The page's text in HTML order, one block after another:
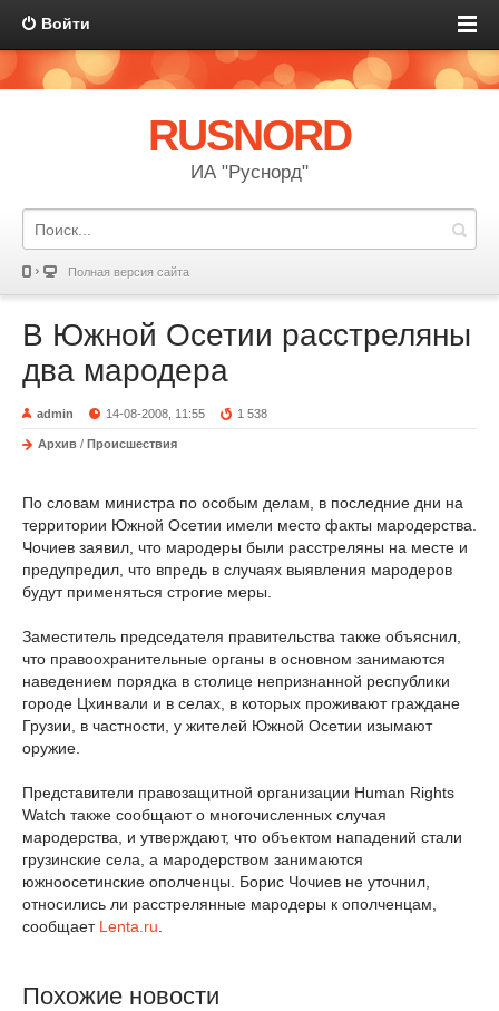
Войти
RUSNORD
ИА "Руснорд"
Полная версия сайта
В Южной Осетии расстреляны
два мародера
admin 14-08-2008, 11:55 1 538
Архив / Происшествия
По словам министра по особым делам, в последние дни на
территории Южной Осетии имели место факты мародерства.
Чочиев заявил, что мародеры были расстреляны на месте и
предупредил, что впредь в случаях выявления мародеров
будут применяться строгие меры.
Заместитель председателя правительства также объяснил,
что правоохранительные органы в основном занимаются
наведением порядка в столице непризнанной республики
городе Цхинвали и в селах, в которых проживают граждане
Грузии, в частности, у жителей Южной Осетии изымают
оружие.
Представители правозащитной организации Human Rights
Watch также сообщают о многочисленных случая
мародерства, и утверждают, что объектом нападений стали
грузинские села, а мародерством занимаются
южноосетинские ополченцы. Борис Чочиев не уточнил,
относились ли расстрелянные мародеры к ополченцам,
сообщает Lenta.ru
Похожие новости